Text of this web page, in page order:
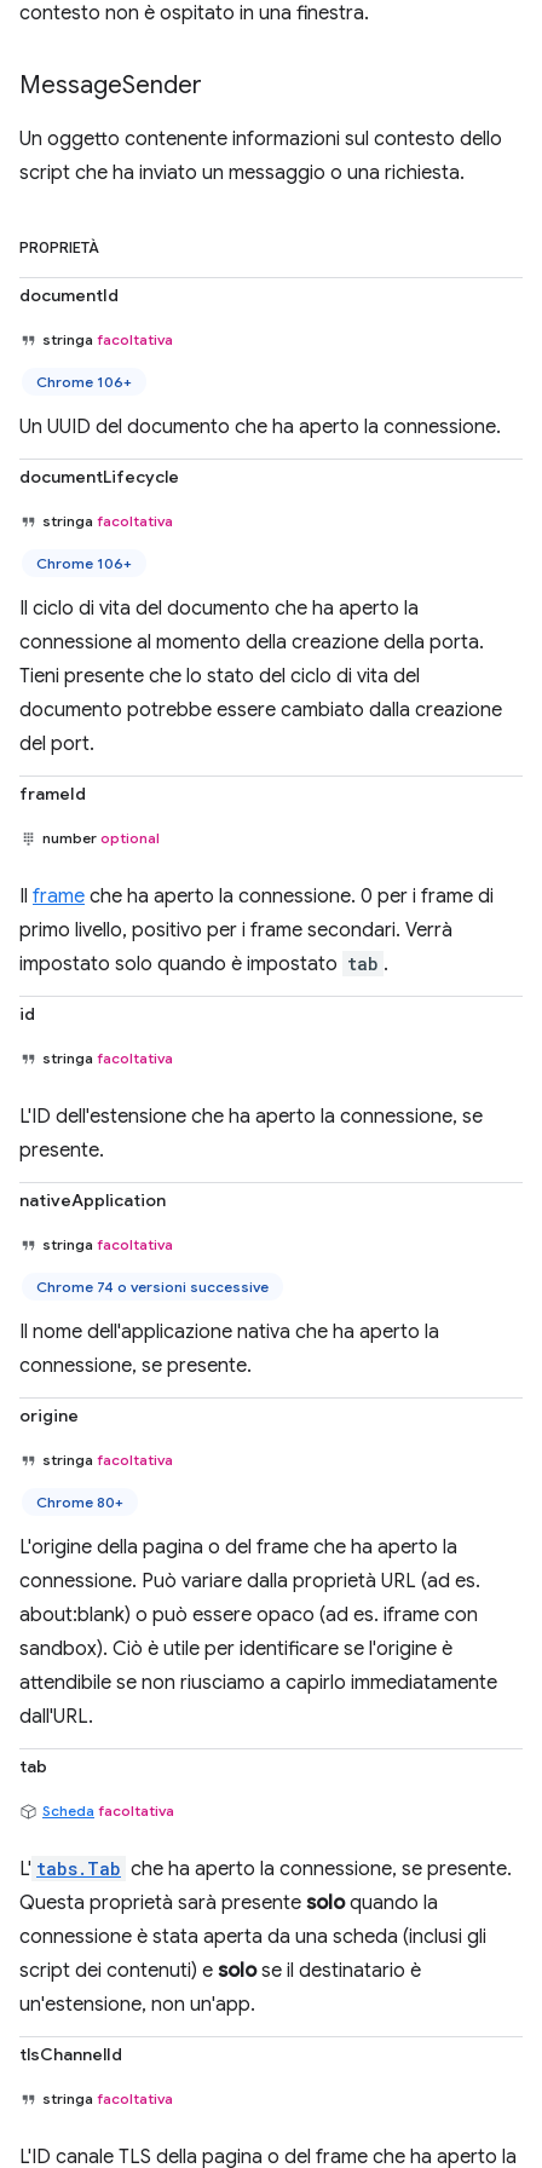
contesto non è ospitato in una finestra.
MessageSender
Un oggetto contenente informazioni sul contesto dello
script che ha inviato un messaggio o una richiesta.
PROPRIETÀ
documentId
stringa facoltativa
Chrome 106+
Un UUID del documento che ha aperto la connessione.
documentLifecycle
stringa facoltativa
Chrome 106+
Il ciclo di vita del documento che ha aperto la
connessione al momento della creazione della porta.
Tieni presente che lo stato del ciclo di vita del
documento potrebbe essere cambiato dalla creazione
del port.
frameId
number optional
Il frame che ha aperto la connessione. 0 per i frame di
primo livello, positivo per i frame secondari. Verrà
impostato solo quando è impostato tab .
id
stringa facoltativa
L'ID dell'estensione che ha aperto la connessione, se
presente.
nativeApplication
stringa facoltativa
Chrome 74 o versioni successive
Il nome dell'applicazione nativa che ha aperto la
connessione, se presente.
origine
stringa facoltativa
Chrome 80+
L'origine della pagina o del frame che ha aperto la
connessione. Può variare dalla proprietà URL (ad es.
about:blank) o può essere opaco (ad es. iframe con
sandbox). Ciò è utile per identificare se l'origine è
attendibile se non riusciamo a capirlo immediatamente
dall'URL.
tab
Scheda facoltativa
L' tabs.Tab che ha aperto la connessione, se presente.
Questa proprietà sarà presente soloquando la
connessione è stata aperta da una scheda (inclusi gli
script dei contenuti) e solose il destinatario è
un'estensione, non un'app.
tlsChannelId
stringa facoltativa
L'ID canale TLS della pagina o del frame che ha aperto la